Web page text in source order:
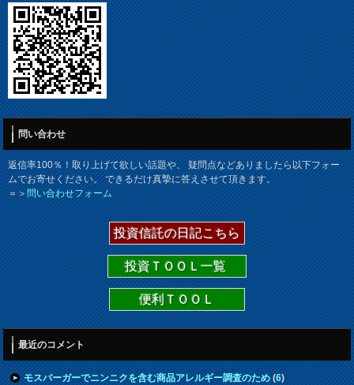
問い合わせ
返信率100％！取り上げて欲しい話題や、 疑問点などありましたら以下フォー
ムでお寄せください。 できるだけ真摯に答えさせて頂きます。
＝＞問い合わせフォーム
投資信託の日記こちら
投資ＴＯＯＬ一覧
便利ＴＯＯＬ
最近のコメント
モスバーガーでニンニクを含む商品アレルギー調査のため(6)